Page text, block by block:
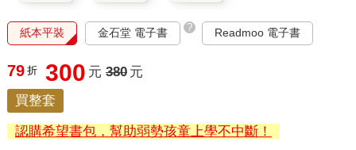
紙本平裝 金石堂 電子書 ? Readmoo 電子書
79 折 300 元 380 元
買整套
認購希望書包，幫助弱勢孩童上學不中斷！